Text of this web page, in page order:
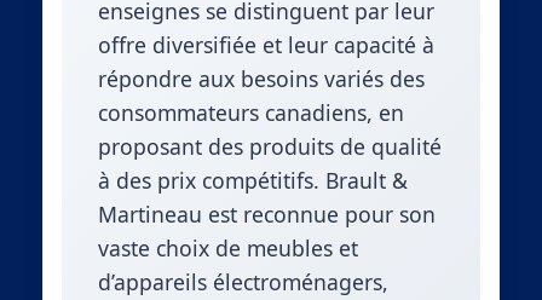
enseignes se distinguent par leur
offre diversifiée et leur capacité à
répondre aux besoins variés des
consommateurs canadiens, en
proposant des produits de qualité
à des prix compétitifs. Brault &
Martineau est reconnue pour son
vaste choix de meubles et
d’appareils électroménagers,